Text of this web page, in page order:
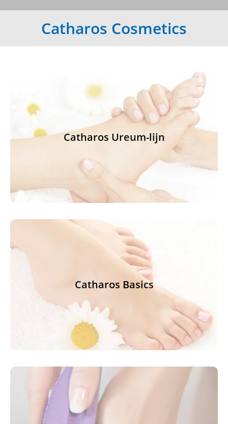
Catharos Cosmetics
Catharos Ureum-lijn
Catharos Ureum-lijn
Catharos Basics
Catharos Basics
Catharos Diamond Foot File System